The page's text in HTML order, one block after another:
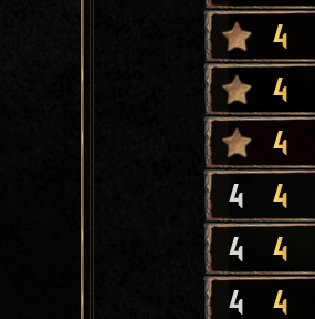
4
4
4
4 4
4 4
4 4